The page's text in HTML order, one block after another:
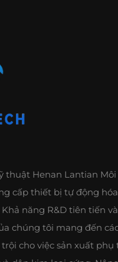
thuật Henan Lantian Môi
cấp thiết bị tự động
năng R&D tiên tiến
chúng tôi mang đến
cho việc sản xuất phụ